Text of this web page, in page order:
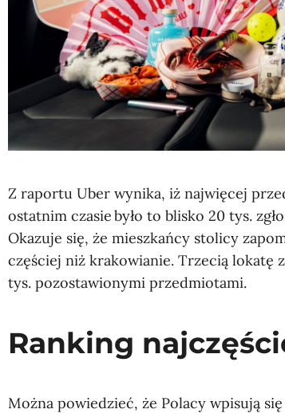
Z raportu Uber wynika, iż najwięcej
ostatnim czasie było to blisko 20 tys.
Okazuje się, że mieszkańcy stolicy
częściej niż krakowianie. Trzecią lokatę
tys. pozostawionymi przedmiotami.
Ranking
Można powiedzieć, że Polacy wpisują